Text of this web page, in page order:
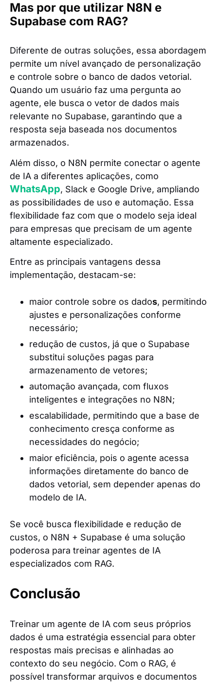
Mas por que utilizar N8N e
Supabase com RAG?
Diferente de outras soluções, essa abordagem
permite um nível avançado de personalização
e controle sobre o banco de dados vetorial.
Quando um usuário faz uma pergunta ao
agente, ele busca o vetor de dados mais
relevante no Supabase, garantindo que a
resposta seja baseada nos documentos
armazenados.
Além disso, o N8N permite conectar o agente
de IA a diferentes aplicações, como
WhatsApp, Slack e Google Drive, ampliando
as possibilidades de uso e automação. Essa
flexibilidade faz com que o modelo seja ideal
para empresas que precisam de um agente
altamente especializado.
Entre as principais vantagens dessa
implementação, destacam-se:
maior controle sobre os dados, permitindo
ajustes e personalizações conforme
necessário;
redução de custos, já que o Supabase
substitui soluções pagas para
armazenamento de vetores;
automação avançada, com fluxos
inteligentes e integrações no N8N;
escalabilidade, permitindo que a base de
conhecimento cresça conforme as
necessidades do negócio;
maior eficiência, pois o agente acessa
informações diretamente do banco de
dados vetorial, sem depender apenas do
modelo de IA.
Se você busca flexibilidade e redução de
custos, o N8N + Supabase é uma solução
poderosa para treinar agentes de IA
especializados com RAG.
Conclusão
Treinar um agente de IA com seus próprios
dados é uma estratégia essencial para obter
respostas mais precisas e alinhadas ao
contexto do seu negócio. Com o RAG, é
possível transformar arquivos e documentos